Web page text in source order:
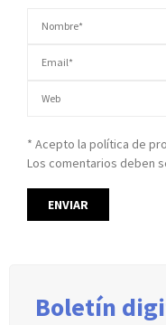
* Acepto la política de
Los comentarios deben
Boletín